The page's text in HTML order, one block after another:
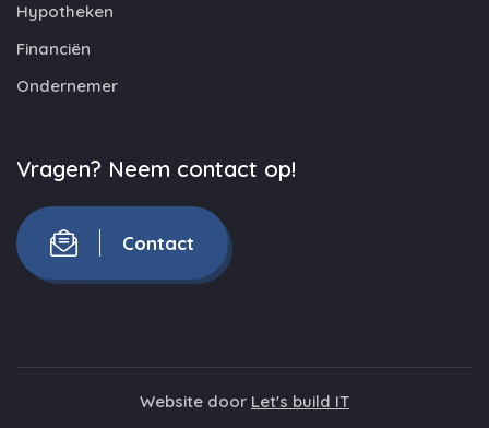
Hypotheken
Financiën
Ondernemer
Vragen? Neem contact op!
Contact
Website door Let's build IT